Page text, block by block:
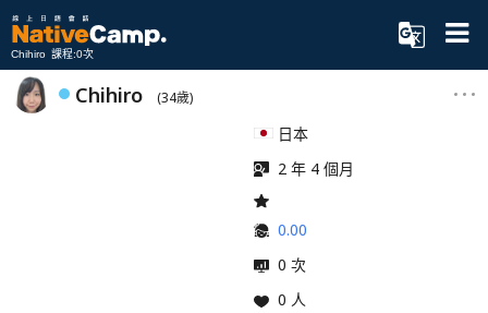
Chihiro 課程:0次
Chihiro (34歲)
日本
2 年 4 個月
0.00
0 次
0 人